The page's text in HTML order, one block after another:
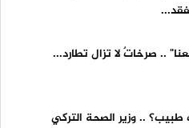
.. صرخاتٌ لا تزال تطارد...
طبيب؟ .. وزير الصحة التركي